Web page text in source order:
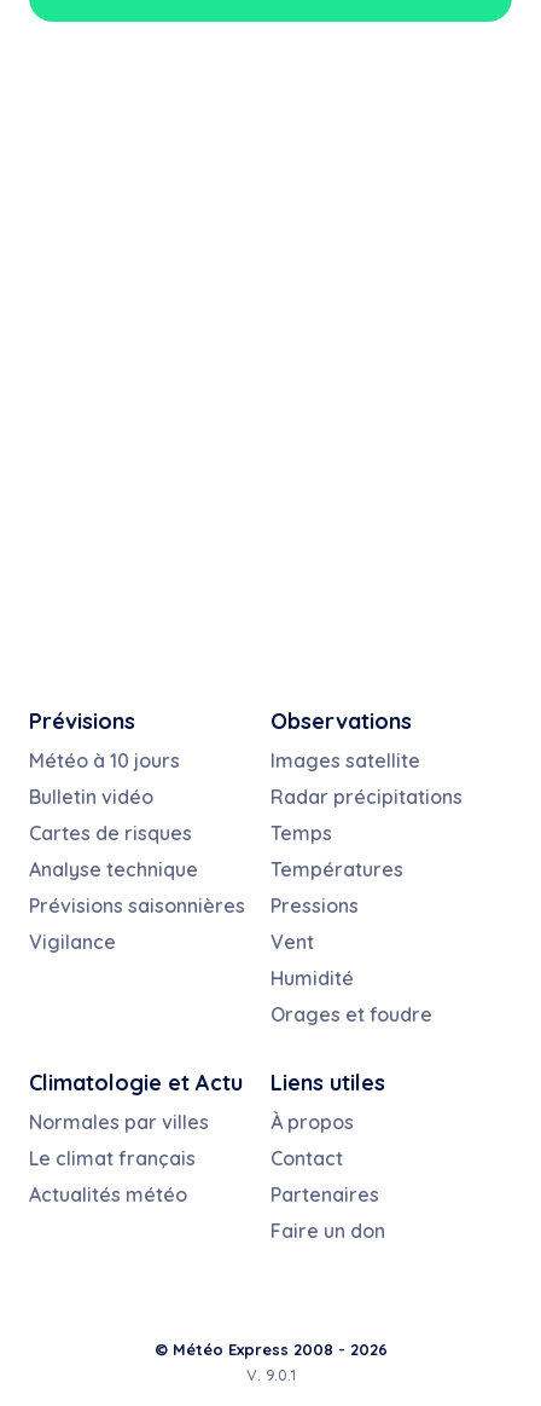
Prévisions
Météo à 10 jours
Bulletin vidéo
Cartes de risques
Analyse technique
Prévisions saisonnières
Vigilance
Observations
Images satellite
Radar précipitations
Temps
Températures
Pressions
Vent
Humidité
Orages et foudre
Climatologie et Actu
Normales par villes
Le climat français
Actualités météo
Liens utiles
À propos
Contact
Partenaires
Faire un don
© Météo Express 2008 - 2026
V. 9.0.1